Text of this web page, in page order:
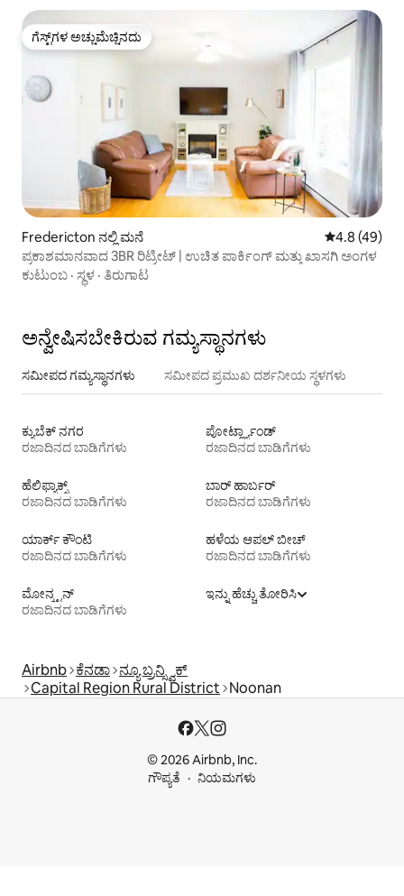
ಗೆಸ್ಟ್‌ಗಳ ಅಚ್ಚುಮೆಚ್ಚಿನದು
ಗೆಸ್ಟ್‌ಗಳ ಅಚ್ಚುಮೆಚ್ಚಿನದು
Fredericton ನಲ್ಲಿ ಮನೆ 5 ರಲ್ಲಿ 4.8
4.8 (49)
ಪ್ರಕಾಶಮಾನವಾದ 3BR ರಿಟ್ರೀಟ್ | ಉಚಿತ ಪಾರ್ಕಿಂಗ್ ಮತ್ತು ಖಾಸಗಿ ಅಂಗಳ
ಕುಟುಂಬ · ಸ್ಥಳ · ತಿರುಗಾಟ
ಅನ್ವೇಷಿಸಬೇಕಿರುವ ಗಮ್ಯಸ್ಥಾನಗಳು
ಸಮೀಪದ ಗಮ್ಯಸ್ಥಾನಗಳು ಸಮೀಪದ ಪ್ರಮುಖ ದರ್ಶನೀಯ ಸ್ಥಳಗಳು
ಕ್ಯುಬೆಕ್ ನಗರ
ರಜಾದಿನದ ಬಾಡಿಗೆಗಳು
ಪೋರ್ಟ್ಲ್ಯಾಂಡ್
ರಜಾದಿನದ ಬಾಡಿಗೆಗಳು
ಹೆಲಿಫ್ಯಾಕ್ಸ್
ರಜಾದಿನದ ಬಾಡಿಗೆಗಳು
ಬಾರ್ ಹಾರ್ಬರ್
ರಜಾದಿನದ ಬಾಡಿಗೆಗಳು
ಯಾರ್ಕ್ ಕೌಂಟಿ
ರಜಾದಿನದ ಬಾಡಿಗೆಗಳು
ಹಳೆಯ ಆಪಲ್ ಬೀಚ್
ರಜಾದಿನದ ಬಾಡಿಗೆಗಳು
ಮೋನ್ಕ್ಟನ್
ರಜಾದಿನದ ಬಾಡಿಗೆಗಳು
ಇನ್ನು ಹೆಚ್ಚು ತೋರಿಸಿ
Airbnb ಕೆನಡಾ ನ್ಯೂ ಬ್ರನ್ಸ್ವಿಕ್
Capital Region Rural District Noonan
© 2026 Airbnb, Inc.
ಗೌಪ್ಯತೆ
ನಿಯಮಗಳು